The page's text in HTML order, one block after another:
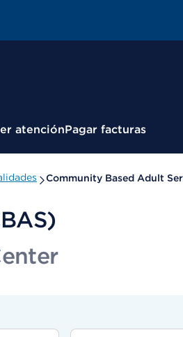
atenciónPagar facturas
Community Based Adult